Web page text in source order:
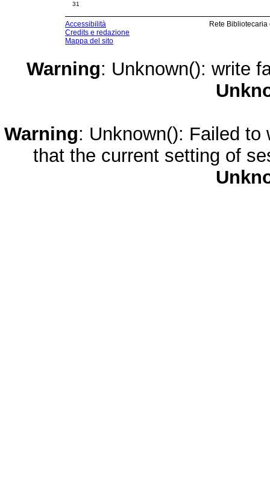
31
Accessibilità
Credits e redazione
Mappa del sito
Rete
Warning: Unknown(): write
Warning: Unknown(): Failed
that the current setting of